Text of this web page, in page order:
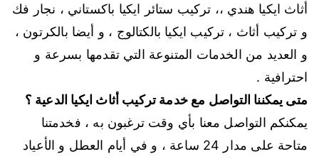
أثاث ايكيا هندي ،، تركيب ستائر ايكيا باكستاني ، نجار فك
و تركيب أثاث ، تركيب ايكيا بالكتالوج ، و أيضا بالكرتون ،
و العديد من الخدمات المتنوعة التي تقدمها بسرعة و
احترافية .
متى يمكننا التواصل مع خدمة تركيب أثاث ايكيا الدعية ؟
يمكنكم التواصل معنا بأي وقت ترغبون به ، فخدمتنا
متاحة على مدار 24 ساعة ، و في أيام العطل و الأعياد